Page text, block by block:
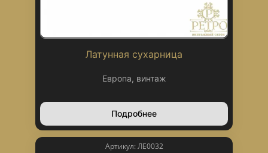
Латунная сухарница
Европа, винтаж
Подробнее
Артикул: ЛЕ0032